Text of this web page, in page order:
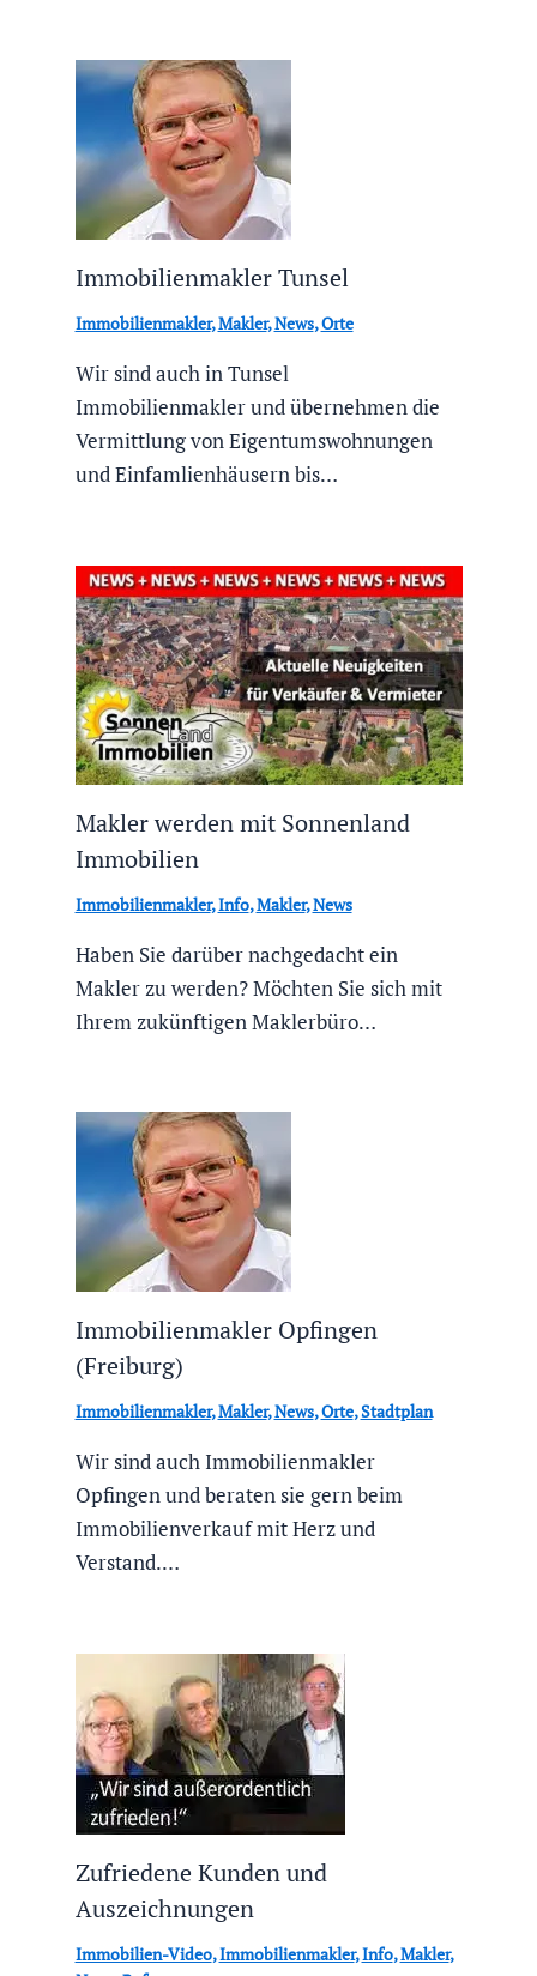
Immobilienmakler Tunsel
Immobilienmakler,Makler,News,Orte
Wir sind auch in Tunsel
Immobilienmakler und übernehmen die
Vermittlung von Eigentumswohnungen
und Einfamlienhäusern bis…
Makler werden mit Sonnenland
Immobilien
Immobilienmakler,Info,Makler,News
Haben Sie darüber nachgedacht ein
Makler zu werden? Möchten Sie sich mit
Ihrem zukünftigen Maklerbüro…
Immobilienmakler Opfingen
(Freiburg)
Immobilienmakler,Makler,News,Orte,Stadtplan
Wir sind auch Immobilienmakler
Opfingen und beraten sie gern beim
Immobilienverkauf mit Herz und
Verstand.…
Zufriedene Kunden und
Auszeichnungen
Immobilien-Video,Immobilienmakler,Info,Makler,